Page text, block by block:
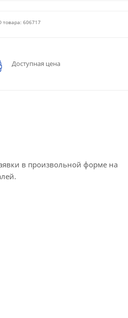
товара: 606717
Доступная цена
в произвольной форме на